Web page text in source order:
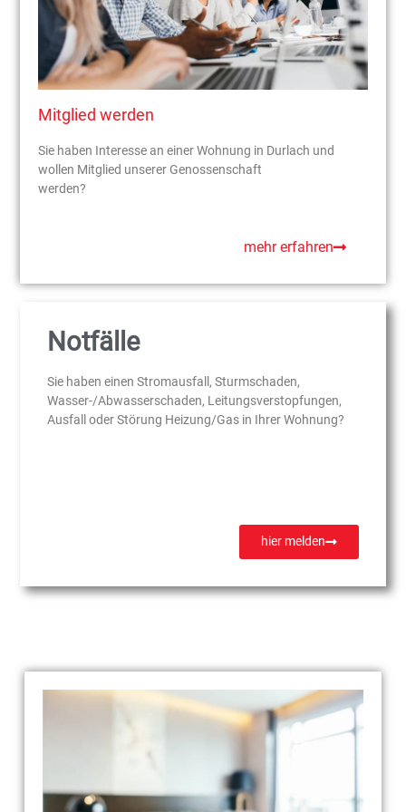
Mitglied werden
Sie haben Interesse an einer Wohnung in Durlach und
wollen Mitglied unserer Genossenschaft
werden?
mehr erfahren
Notfälle
Sie haben einen Stromausfall, Sturmschaden,
Wasser-/Abwasserschaden, Leitungsverstopfungen,
Ausfall oder Störung Heizung/Gas in Ihrer Wohnung?
hier melden